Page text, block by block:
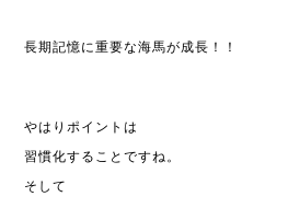
長期記憶に重要な海馬が成長！！
やはりポイントは
習慣化することですね。
そして